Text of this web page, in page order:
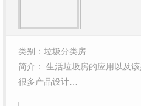
类别：垃圾分类房
简介： 生活垃圾房的应用以及
很多产品设计…